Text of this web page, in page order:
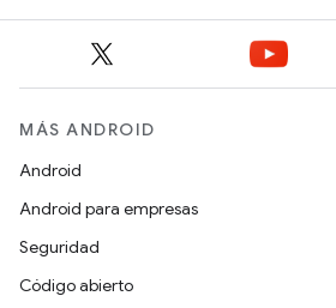
MÁS ANDROID
Android
Android para empresas
Seguridad
Código abierto